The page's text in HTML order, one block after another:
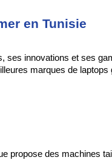
en Tunisie
ses innovations et ses
propose des machines